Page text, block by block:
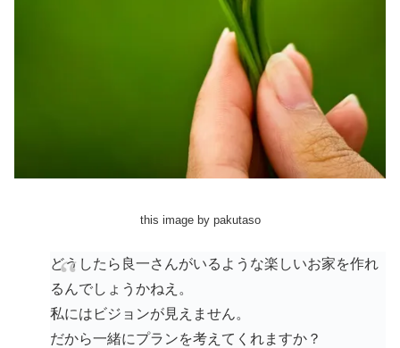
this image by pakutaso
どうしたら良一さんがいるような楽しいお家を作れ
るんでしょうかねえ。
私にはビジョンが見えません。
だから一緒にプランを考えてくれますか？